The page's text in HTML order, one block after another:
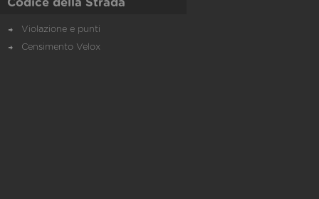
Codice della Strada
Violazione e punti
Censimento Velox